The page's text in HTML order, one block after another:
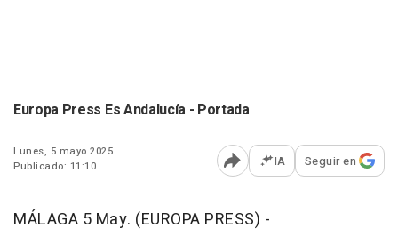
Europa Press Es Andalucía - Portada
Lunes, 5 mayo 2025
Publicado: 11:10
Abrir opciones para
IA Seguir en
MÁLAGA 5 May. (EUROPA PRESS) -